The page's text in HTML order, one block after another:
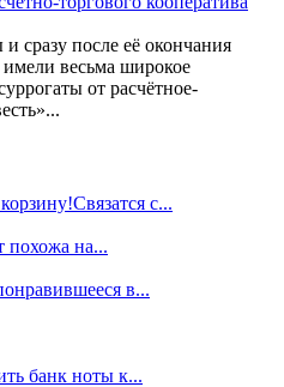
сразу после её окончания
весьма широкое
от расчётное-
с...
похожа на...
в...
банк ноты к...